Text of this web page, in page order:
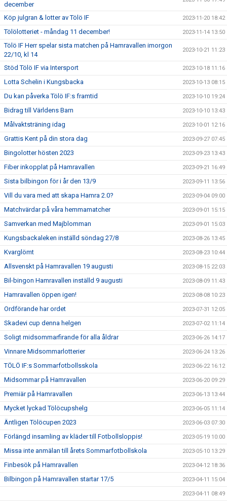
december
Köp julgran & lotter av Tölö IF 2023-11-20 18:42
Tölölotteriet - måndag 11 december! 2023-11-14 13:50
Tölö IF Herr spelar sista matchen på Hamravallen imorgon
22/10, kl 14
2023-10-21 11:23
Stöd Tölö IF via Intersport 2023-10-18 11:16
Lotta Schelin i Kungsbacka 2023-10-13 08:15
Du kan påverka Tölö IF:s framtid 2023-10-10 19:24
Bidrag till Världens Barn 2023-10-10 13:43
Målvaktsträning idag 2023-10-01 12:16
Grattis Kent på din stora dag 2023-09-27 07:45
Bingolotter hösten 2023 2023-09-23 13:43
Fiber inkopplat på Hamravallen 2023-09-21 16:49
Sista bilbingon för i år den 13/9 2023-09-11 13:56
Vill du vara med att skapa Hamra 2.0? 2023-09-04 09:00
Matchvärdar på våra hemmamatcher 2023-09-01 15:15
Samverkan med Majblomman 2023-09-01 15:03
Kungsbackaleken inställd söndag 27/8 2023-08-26 13:45
Kvarglömt 2023-08-23 10:44
Allsvenskt på Hamravallen 19 augusti 2023-08-15 22:03
Bil-bingon Hamravallen inställd 9 augusti 2023-08-09 11:43
Hamravallen öppen igen! 2023-08-08 10:23
Ordförande har ordet 2023-07-31 12:05
Skadevi cup denna helgen 2023-07-02 11:14
Soligt midsommarfirande för alla åldrar 2023-06-26 14:17
Vinnare Midsommarlotterier 2023-06-24 13:26
TÖLÖ IF:s Sommarfotbollsskola 2023-06-22 16:12
Midsommar på Hamravallen 2023-06-20 09:29
Premiär på Hamravallen 2023-06-13 13:44
Mycket lyckad Tölöcupshelg 2023-06-05 11:14
Äntligen Tölöcupen 2023 2023-06-03 07:30
Förlängd insamling av kläder till Fotbollsloppis! 2023-05-19 10:00
Missa inte anmälan till årets Sommarfotbollskola 2023-05-10 13:29
Finbesök på Hamravallen 2023-04-12 18:36
Bilbingon på Hamravallen startar 17/5 2023-04-11 15:04
2023-04-11 08:49